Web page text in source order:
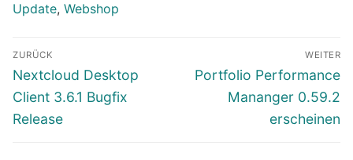
Update, Webshop
Beitragsnavigation
ZURÜCK
Vorheriger
Beitrag:
Nextcloud Desktop
Client 3.6.1 Bugfix
Release
WEITER
Nächster
Beitrag:
Portfolio Performance
Mananger 0.59.2
erscheinen